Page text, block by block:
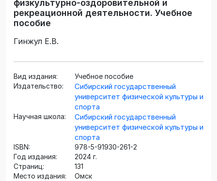
физкультурно-оздоровительной и
рекреационной деятельности. Учебное
пособие
Гинжул Е.В.
Вид издания:
Учебное пособие
Издательство:
Сибирский государственный
университет физической культуры и
спорта
Научная школа:
Сибирский государственный
университет физической культуры и
спорта
ISBN:
978-5-91930-261-2
Год издания:
2024 г.
Страниц:
131
Место издания:
Омск